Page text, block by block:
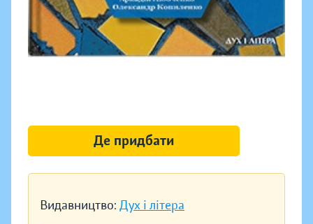
Видавництво: Дух і літера
Де придбати